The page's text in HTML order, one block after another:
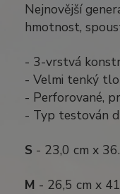
Nejnovější
hmotnost,
- 3-vrstvá
- Velmi tenký
- Perforované,
- Typ testován
S - 23,0 cm x
M - 26,5 cm x